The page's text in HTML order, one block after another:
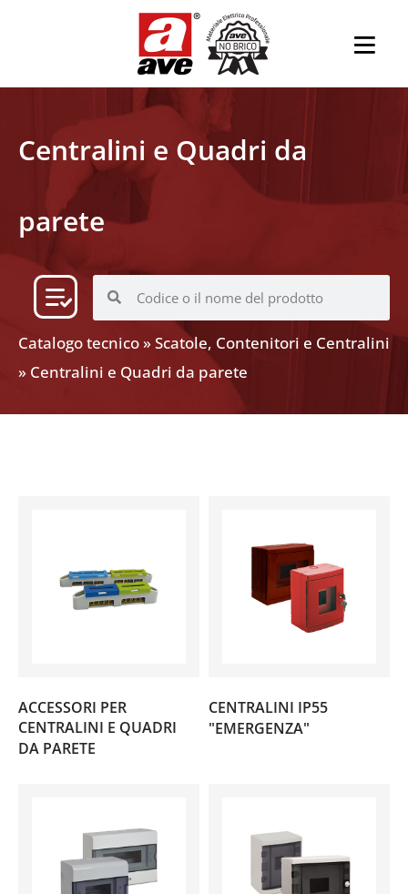
Centralini e Quadri da
parete
Catalogo tecnico»Scatole, Contenitori e Centralini
» Centralini e Quadri da parete
ACCESSORI PER
CENTRALINI E QUADRI
DA PARETE
CENTRALINI IP55
"EMERGENZA"